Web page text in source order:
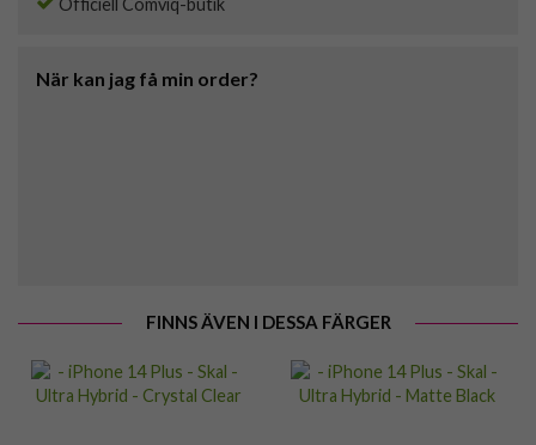
Officiell Comviq-butik
När kan jag få min order?
FINNS ÄVEN I DESSA FÄRGER